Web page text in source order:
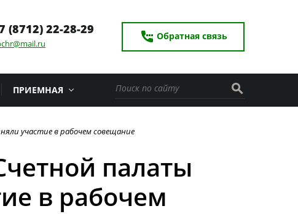
settings_phone Обратная связь
(8712) 22-28-29
ПРИЕМНАЯ search
участие в рабочем совещание
палаты
в рабочем